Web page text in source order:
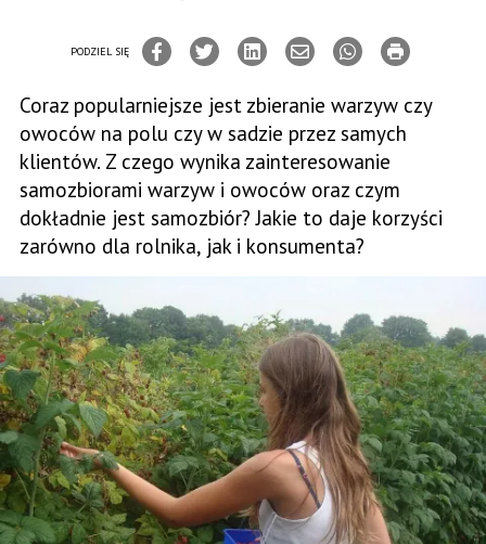
PODZIEL SIĘ
Coraz popularniejsze jest zbieranie warzyw czy
owoców na polu czy w sadzie przez samych
klientów. Z czego wynika zainteresowanie
samozbiorami warzyw i owoców oraz czym
dokładnie jest samozbiór? Jakie to daje korzyści
zarówno dla rolnika, jak i konsumenta?